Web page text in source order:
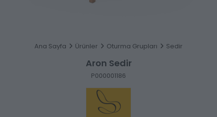
Ana Sayfa Ürünler Oturma Grupları Sedir
Aron Sedir
P000001186